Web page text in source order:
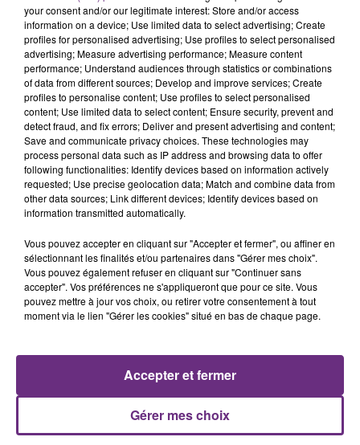
Retrouvez l'ensemble de la programmation sur le site
de laMagnifique Society
jours à 62 € et la journée est à 37 €
FIL D'ACTUS
your consent and/or our legitimate interest: Store and/or access
information on a device; Use limited data to select advertising; Create
profiles for personalised advertising; Use profiles to select personalised
advertising; Measure advertising performance; Measure content
performance; Understand audiences through statistics or combinations
of data from different sources; Develop and improve services; Create
profiles to personalise content; Use profiles to select personalised
content; Use limited data to select content; Ensure security, prevent and
detect fraud, and fix errors; Deliver and present advertising and content;
Save and communicate privacy choices. These technologies may
process personal data such as IP address and browsing data to offer
following functionalities: Identify devices based on information actively
requested; Use precise geolocation data; Match and combine data from
other data sources; Link different devices; Identify devices based on
information transmitted automatically.
Vous pouvez accepter en cliquant sur "Accepter et fermer", ou affiner en
sélectionnant les finalités et/ou partenaires dans "Gérer mes choix".
Vous pouvez également refuser en cliquant sur "Continuer sans
accepter". Vos préférences ne s'appliqueront que pour ce site. Vous
pouvez mettre à jour vos choix, ou retirer votre consentement à tout
moment via le lien "Gérer les cookies" situé en bas de chaque page.
Gérer mes choix
Accepter et fermer